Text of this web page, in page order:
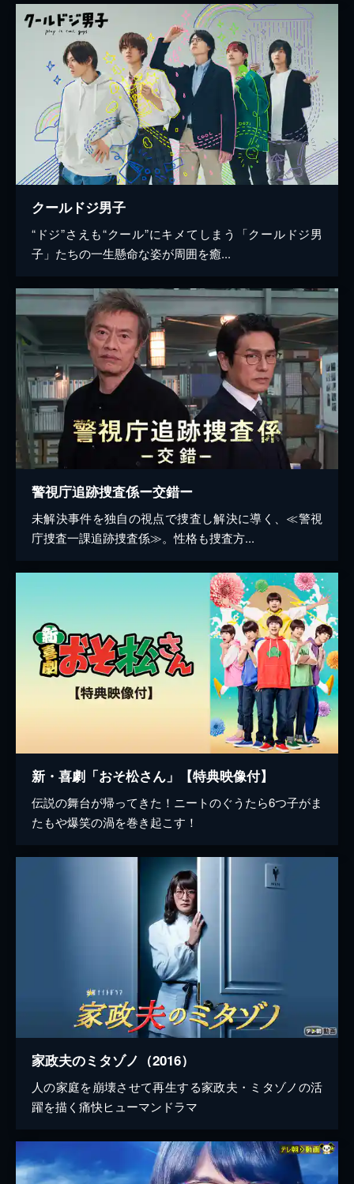
クールドジ男子
“ドジ”さえも“クール”にキメてしまう「クールドジ男
子」たちの一生懸命な姿が周囲を癒...
警視庁追跡捜査係ー交錯ー
未解決事件を独自の視点で捜査し解決に導く、≪警視
庁捜査一課追跡捜査係≫。性格も捜査方...
新・喜劇「おそ松さん」【特典映像付】
伝説の舞台が帰ってきた！ニートのぐうたら6つ子がま
たもや爆笑の渦を巻き起こす！
家政夫のミタゾノ（2016）
人の家庭を崩壊させて再生する家政夫・ミタゾノの活
躍を描く痛快ヒューマンドラマ